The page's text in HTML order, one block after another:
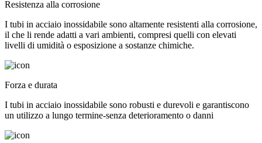
Resistenza alla corrosione
I tubi in acciaio inossidabile sono altamente resistenti alla corrosione,
il che li rende adatti a vari ambienti, compresi quelli con elevati
livelli di umidità o esposizione a sostanze chimiche.
Forza e durata
I tubi in acciaio inossidabile sono robusti e durevoli e garantiscono
un utilizzo a lungo termine-senza deterioramento o danni